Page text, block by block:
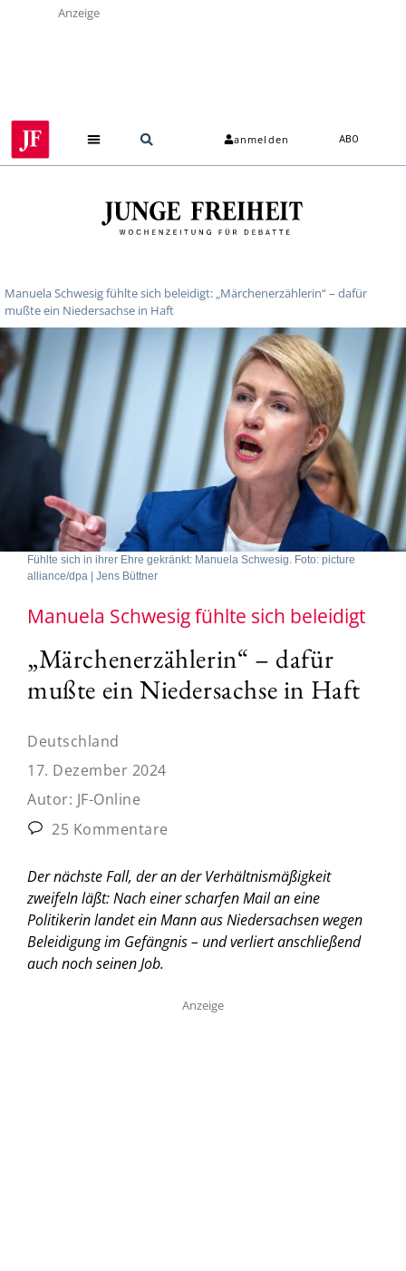
Anzeige
anmelden ABO
Manuela Schwesig fühlte sich beleidigt: „Märchenerzählerin“ – dafür
mußte ein Niedersachse in Haft
Fühlte sich in ihrer Ehre gekränkt: Manuela Schwesig. Foto: picture
alliance/dpa | Jens Büttner
Manuela Schwesig fühlte sich beleidigt
„Märchenerzählerin“ – dafür
mußte ein Niedersachse in Haft
Deutschland
17. Dezember 2024
Autor: JF-Online
25 Kommentare
Der nächste Fall, der an der Verhältnismäßigkeit
zweifeln läßt: Nach einer scharfen Mail an eine
Politikerin landet ein Mann aus Niedersachsen wegen
Beleidigung im Gefängnis – und verliert anschließend
auch noch seinen Job.
Anzeige